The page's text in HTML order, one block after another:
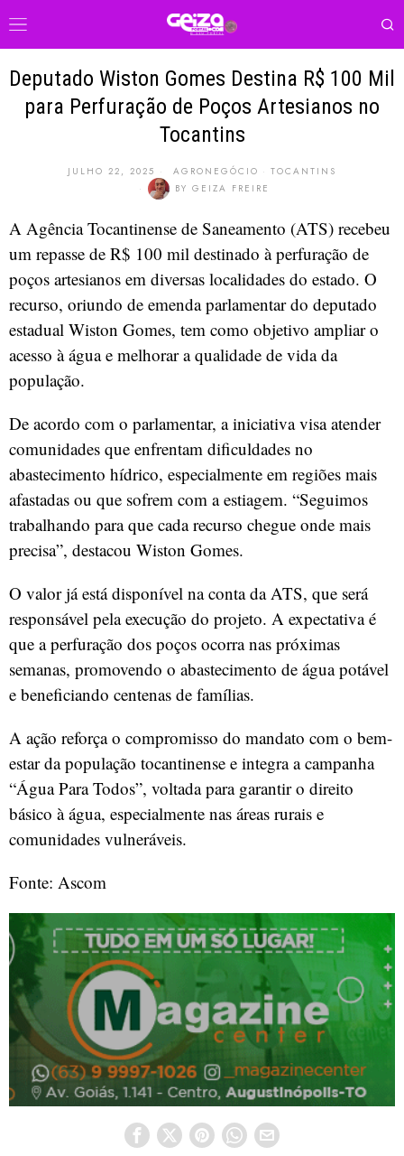
Deputado Wiston Gomes Destina R$ 100 Mil
para Perfuração de Poços Artesianos no
Tocantins
JULHO 22, 2025 AGRONEGÓCIO · TOCANTINS
BY GEIZA FREIRE
A Agência Tocantinense de Saneamento (ATS) recebeu
um repasse de R$ 100 mil destinado à perfuração de
poços artesianos em diversas localidades do estado. O
recurso, oriundo de emenda parlamentar do deputado
estadual Wiston Gomes, tem como objetivo ampliar o
acesso à água e melhorar a qualidade de vida da
população.
De acordo com o parlamentar, a iniciativa visa atender
comunidades que enfrentam dificuldades no
abastecimento hídrico, especialmente em regiões mais
afastadas ou que sofrem com a estiagem. “Seguimos
trabalhando para que cada recurso chegue onde mais
precisa”, destacou Wiston Gomes.
O valor já está disponível na conta da ATS, que será
responsável pela execução do projeto. A expectativa é
que a perfuração dos poços ocorra nas próximas
semanas, promovendo o abastecimento de água potável
e beneficiando centenas de famílias.
A ação reforça o compromisso do mandato com o bem-
estar da população tocantinense e integra a campanha
“Água Para Todos”, voltada para garantir o direito
básico à água, especialmente nas áreas rurais e
comunidades vulneráveis.
Fonte: Ascom